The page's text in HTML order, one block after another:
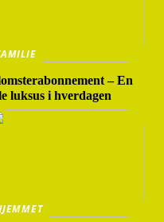
– En
luksus i hverdagen